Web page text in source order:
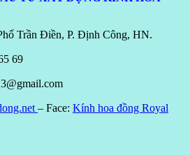
Trần Điền, P. Định Công, HN.
69
– Face: Kính hoa đồng Royal